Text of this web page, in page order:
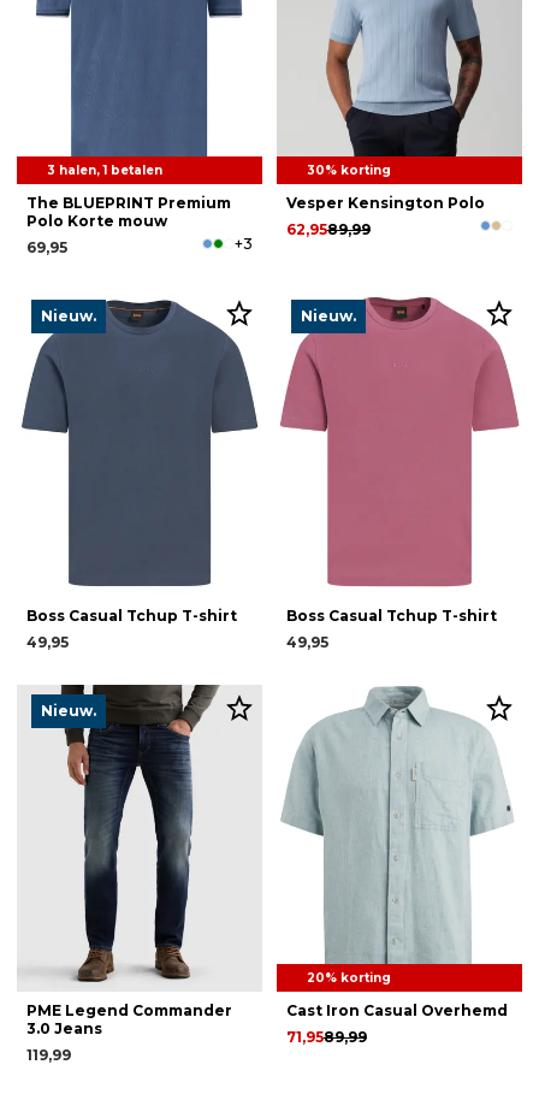
3 halen, 1 betalen
The BLUEPRINT Premium
Polo Korte mouw
69,95
+3
30% korting
Vesper Kensington Polo
89,99
62,95
Nieuw.
Boss Casual Tchup T-shirt
49,95
Nieuw.
Boss Casual Tchup T-shirt
49,95
Nieuw.
PME Legend Commander
3.0 Jeans
119,99
20% korting
Cast Iron Casual Overhemd
89,99
71,95